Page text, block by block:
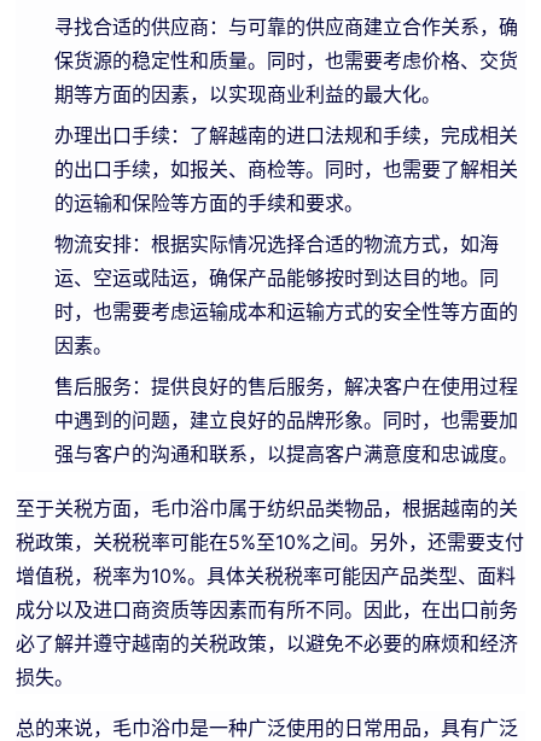
寻找合适的供应商：与可靠的供应商建立合作关系，确
保货源的稳定性和质量。同时，也需要考虑价格、交货
期等方面的因素，以实现商业利益的最大化。
办理出口手续：了解越南的进口法规和手续，完成相关
的出口手续，如报关、商检等。同时，也需要了解相关
的运输和保险等方面的手续和要求。
物流安排：根据实际情况选择合适的物流方式，如海
运、空运或陆运，确保产品能够按时到达目的地。同
时，也需要考虑运输成本和运输方式的安全性等方面的
因素。
售后服务：提供良好的售后服务，解决客户在使用过程
中遇到的问题，建立良好的品牌形象。同时，也需要加
强与客户的沟通和联系，以提高客户满意度和忠诚度。
至于关税方面，毛巾浴巾属于纺织品类物品，根据越南的关
税政策，关税税率可能在5%至10%之间。另外，还需要支付
增值税，税率为10%。具体关税税率可能因产品类型、面料
成分以及进口商资质等因素而有所不同。因此，在出口前务
必了解并遵守越南的关税政策，以避免不必要的麻烦和经济
损失。
总的来说，毛巾浴巾是一种广泛使用的日常用品，具有广泛